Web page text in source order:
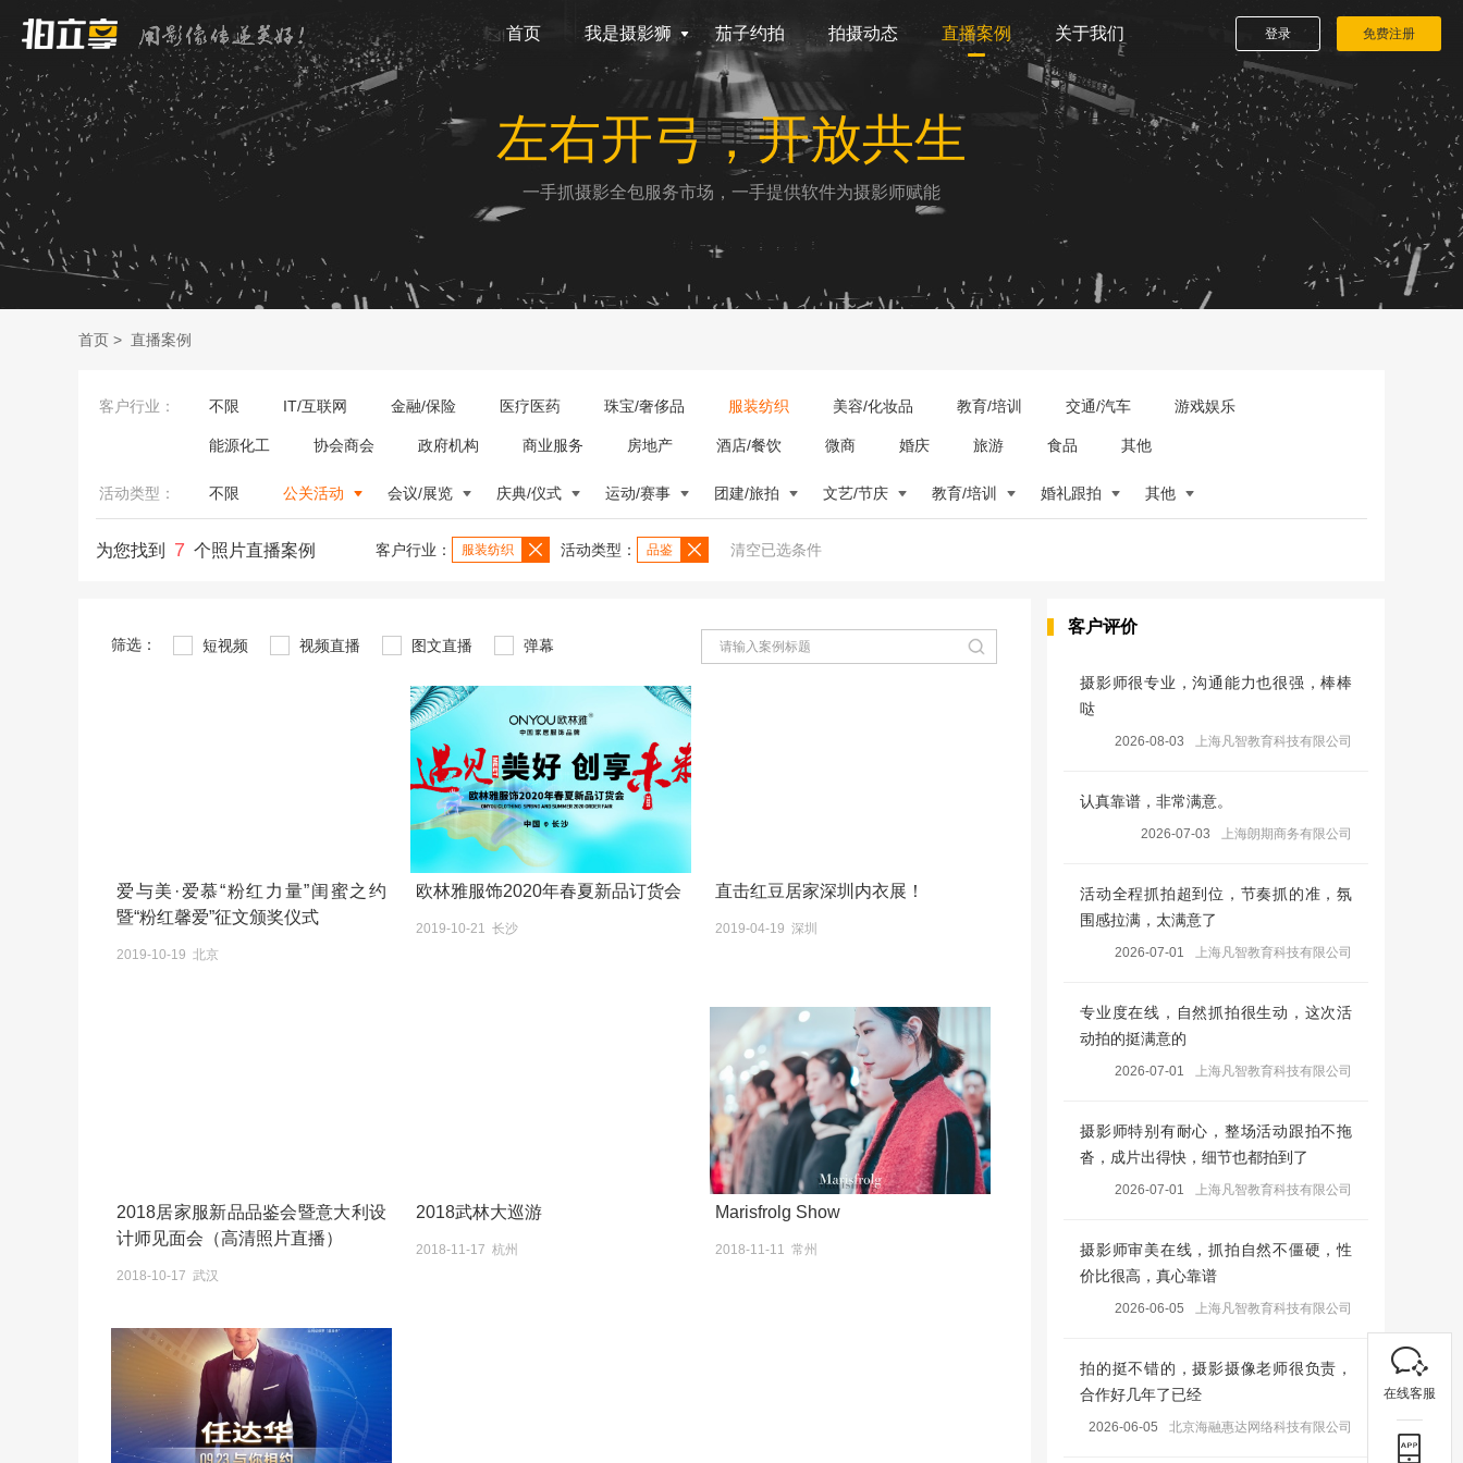
首页 我是摄影狮 茄子约拍 拍摄动态 直播案例 关于我们 登录 免费注册
左右开弓，开放共生
一手抓摄影全包服务市场，一手提供软件为摄影师赋能
首页 > 直播案例
客户行业： 不限 IT/互联网 金融/保险 医疗医药 珠宝/奢侈品 服装纺织 美容/化妆品 教育/培训 交通/汽车 游戏娱乐
能源化工 协会商会 政府机构 商业服务 房地产 酒店/餐饮 微商 婚庆 旅游 食品 其他
活动类型： 不限 公关活动 会议/展览 庆典/仪式 运动/赛事 团建/旅拍 文艺/节庆 教育/培训 婚礼跟拍 其他
为您找到 7 个照片直播案例 客户行业： 服装纺织 活动类型： 品鉴 清空已选条件
筛选： 短视频 视频直播 图文直播 弹幕
爱与美·爱慕“粉红力量”闺蜜之约
暨“粉红馨爱”征文颁奖仪式
2019-10-19 北京
欧林雅服饰2020年春夏新品订货会
2019-10-21 长沙
直击红豆居家深圳内衣展！
2019-04-19 深圳
2018居家服新品品鉴会暨意大利设
计师见面会（高清照片直播）
2018-10-17 武汉
2018武林大巡游
2018-11-17 杭州
Marisfrolg Show
2018-11-11 常州
客户评价
摄影师很专业，沟通能力也很强，棒棒
哒
2026-08-03 上海凡智教育科技有限公司
认真靠谱，非常满意。
2026-07-03 上海朗期商务有限公司
活动全程抓拍超到位，节奏抓的准，氛
围感拉满，太满意了
2026-07-01 上海凡智教育科技有限公司
专业度在线，自然抓拍很生动，这次活
动拍的挺满意的
2026-07-01 上海凡智教育科技有限公司
摄影师特别有耐心，整场活动跟拍不拖
沓，成片出得快，细节也都拍到了
2026-07-01 上海凡智教育科技有限公司
摄影师审美在线，抓拍自然不僵硬，性
价比很高，真心靠谱
2026-06-05 上海凡智教育科技有限公司
拍的挺不错的，摄影摄像老师很负责，
合作好几年了已经
2026-06-05 北京海融惠达网络科技有限公司
在线客服